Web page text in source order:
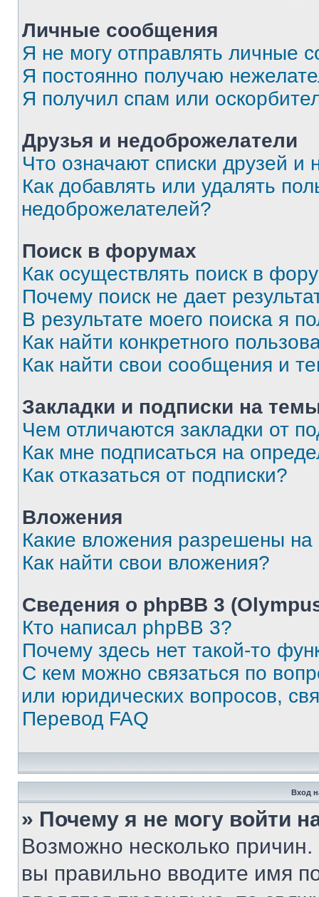
Личные сообщения
Я не могу отправлять личные
Я постоянно получаю
Я получил спам или
Друзья и недоброжелатели
Что означают списки друзей и
Как добавлять или удалять
недоброжелателей?
Поиск в форумах
Как осуществлять поиск в
Почему поиск не дает
В результате моего поиска я
Как найти конкретного
Как найти свои сообщения и
Закладки и подписки на
Чем отличаются закладки от
Как мне подписаться на
Как отказаться от подписки?
Вложения
Какие вложения разрешены
Как найти свои вложения?
Сведения о phpBB 3
Кто написал phpBB 3?
Почему здесь нет такой-то
С кем можно связаться по
или юридических вопросов,
Перевод FAQ
Вход
» Почему я не могу войти
Возможно несколько
вы правильно вводите имя